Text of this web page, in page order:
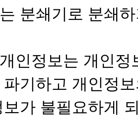
분쇄기로 분쇄
인정보는 개인
파기하고 개인정
가 불필요하게